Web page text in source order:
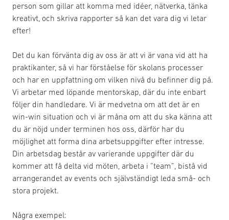
person som gillar att komma med idéer, nätverka, tänka
kreativt, och skriva rapporter så kan det vara dig vi letar
efter!
Det du kan förvänta dig av oss är att vi är vana vid att ha
praktikanter, så vi har förståelse för skolans processer
och har en uppfattning om vilken nivå du befinner dig på.
Vi arbetar med löpande mentorskap, där du inte enbart
följer din handledare. Vi är medvetna om att det är en
win-win situation och vi är måna om att du ska känna att
du är nöjd under terminen hos oss, därför har du
möjlighet att forma dina arbetsuppgifter efter intresse.
Din arbetsdag består av varierande uppgifter där du
kommer att få delta vid möten, arbeta i ”team”, bistå vid
arrangerandet av events och självständigt leda små- och
stora projekt.
Några exempel: